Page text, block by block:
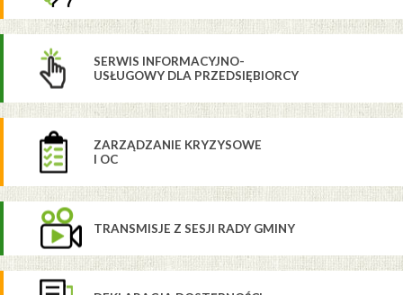
SERWIS INFORMACYJNO-
USŁUGOWY DLA PRZEDSIĘBIORCY
ZARZĄDZANIE KRYZYSOWE
I OC
TRANSMISJE Z SESJI RADY GMINY